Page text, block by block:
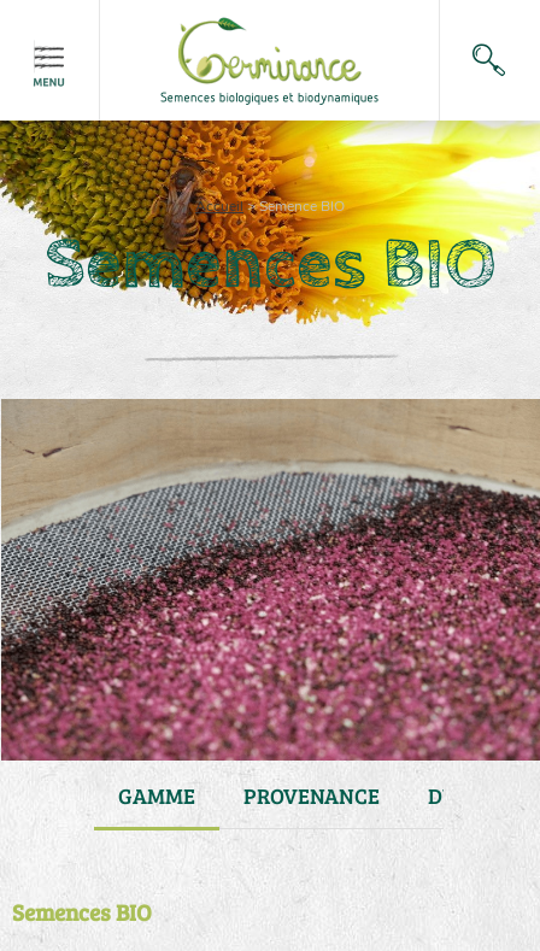
Accueil>Semence BIO
Semences BIO
GAMME PROVENANCE DURÉE DE
Semences BIO